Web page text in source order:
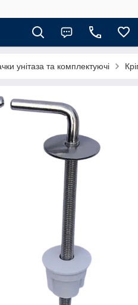
унітаза та комплектуючі